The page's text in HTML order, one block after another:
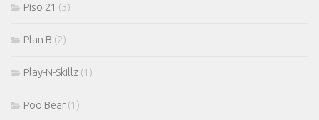
Piso 21 (3)
Plan B (2)
Play-N-Skillz (1)
Poo Bear (1)